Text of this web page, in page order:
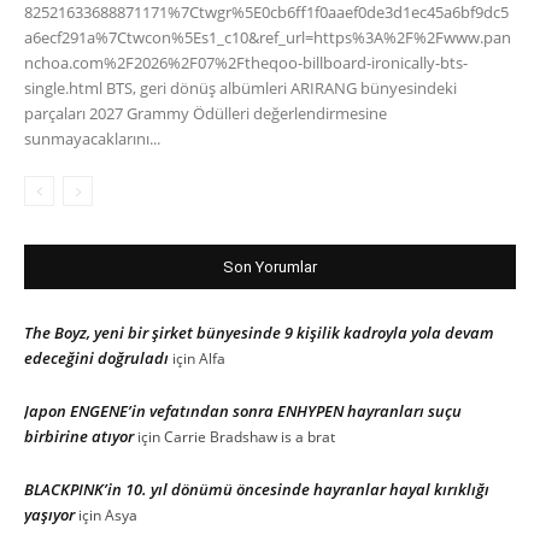
82521633688871171%7Ctwgr%5E0cb6ff1f0aaef0de3d1ec45a6bf9dc5
a6ecf291a%7Ctwcon%5Es1_c10&ref_url=https%3A%2F%2Fwww.pan
nchoa.com%2F2026%2F07%2Ftheqoo-billboard-ironically-bts-
single.html BTS, geri dönüş albümleri ARIRANG bünyesindeki
parçaları 2027 Grammy Ödülleri değerlendirmesine
sunmayacaklarını...
Son Yorumlar
The Boyz, yeni bir şirket bünyesinde 9 kişilik kadroyla yola devam
edeceğini doğruladı içinAlfa
Japon ENGENE’in vefatından sonra ENHYPEN hayranları suçu
birbirine atıyoriçinCarrie Bradshaw is a brat
BLACKPINK’in 10. yıl dönümü öncesinde hayranlar hayal kırıklığı
yaşıyoriçinAsya